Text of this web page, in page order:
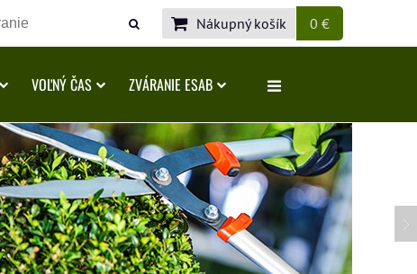
Nákupný košík 0 €
VOĽNÝ ČAS ZVÁRANIE ESAB